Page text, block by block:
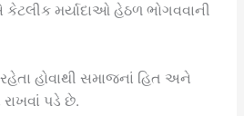
મર્યાદાઓ હેઠળ ભોગવવાની
હોવાથી સમાજનાં હિત અને
પડે છે.